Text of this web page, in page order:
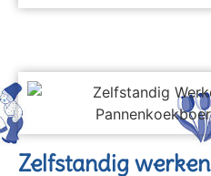
Zelfstandig